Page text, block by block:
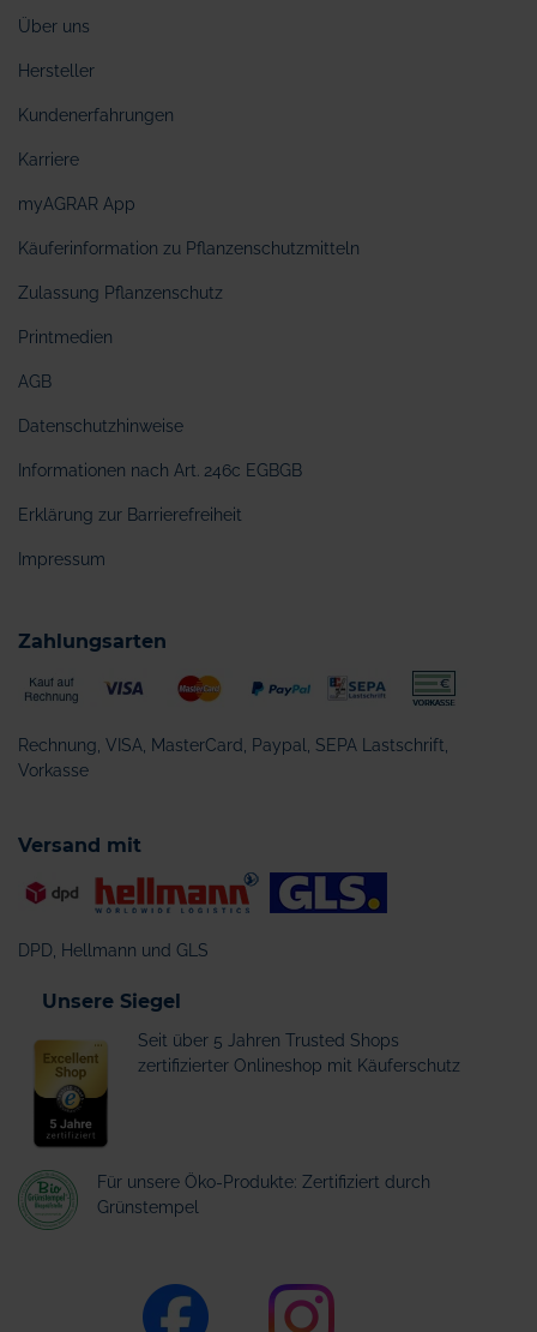
Über uns
Hersteller
Kundenerfahrungen
Karriere
myAGRAR App
Käuferinformation zu Pflanzenschutzmitteln
Zulassung Pflanzenschutz
Printmedien
AGB
Datenschutzhinweise
Informationen nach Art. 246c EGBGB
Erklärung zur Barrierefreiheit
Impressum
Zahlungsarten
Rechnung, VISA, MasterCard, Paypal, SEPA Lastschrift,
Vorkasse
Versand mit
DPD, Hellmann und GLS
Unsere Siegel
Seit über 5 Jahren Trusted Shops
zertifizierter Onlineshop mit Käuferschutz
Für unsere Öko-Produkte: Zertifiziert durch
Grünstempel